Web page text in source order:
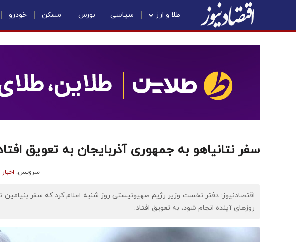
طلا و ارز سیاسی بورس مسکن خودرو
سفر نتانیاهو به جمهوری آذربایجان به تعویق
سرویس:
اقتصادنیوز: دفتر نخست وزیر رژیم صهیونیستی روز شنبه اعلام کرد که سفر بنیامین
روزهای آینده انجام شود، به تعویق افتاد.